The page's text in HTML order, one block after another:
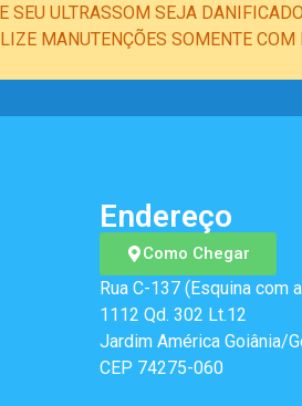
ULTRASSOM SEJA
MANUTENÇÕES SOMENTE COM
Como Chegar
Rua C-137 (Esquina com
1112 Qd. 302 Lt.12
Jardim América Goiânia/
CEP 74275-060
Endereço